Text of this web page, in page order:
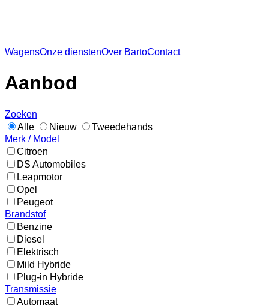
WagensOnze dienstenOver BartoContact
Aanbod
Zoeken
Alle
Nieuw
Tweedehands
Merk / Model
Citroen
DS Automobiles
Leapmotor
Opel
Peugeot
Brandstof
Benzine
Diesel
Elektrisch
Mild Hybride
Plug-in Hybride
Transmissie
Automaat